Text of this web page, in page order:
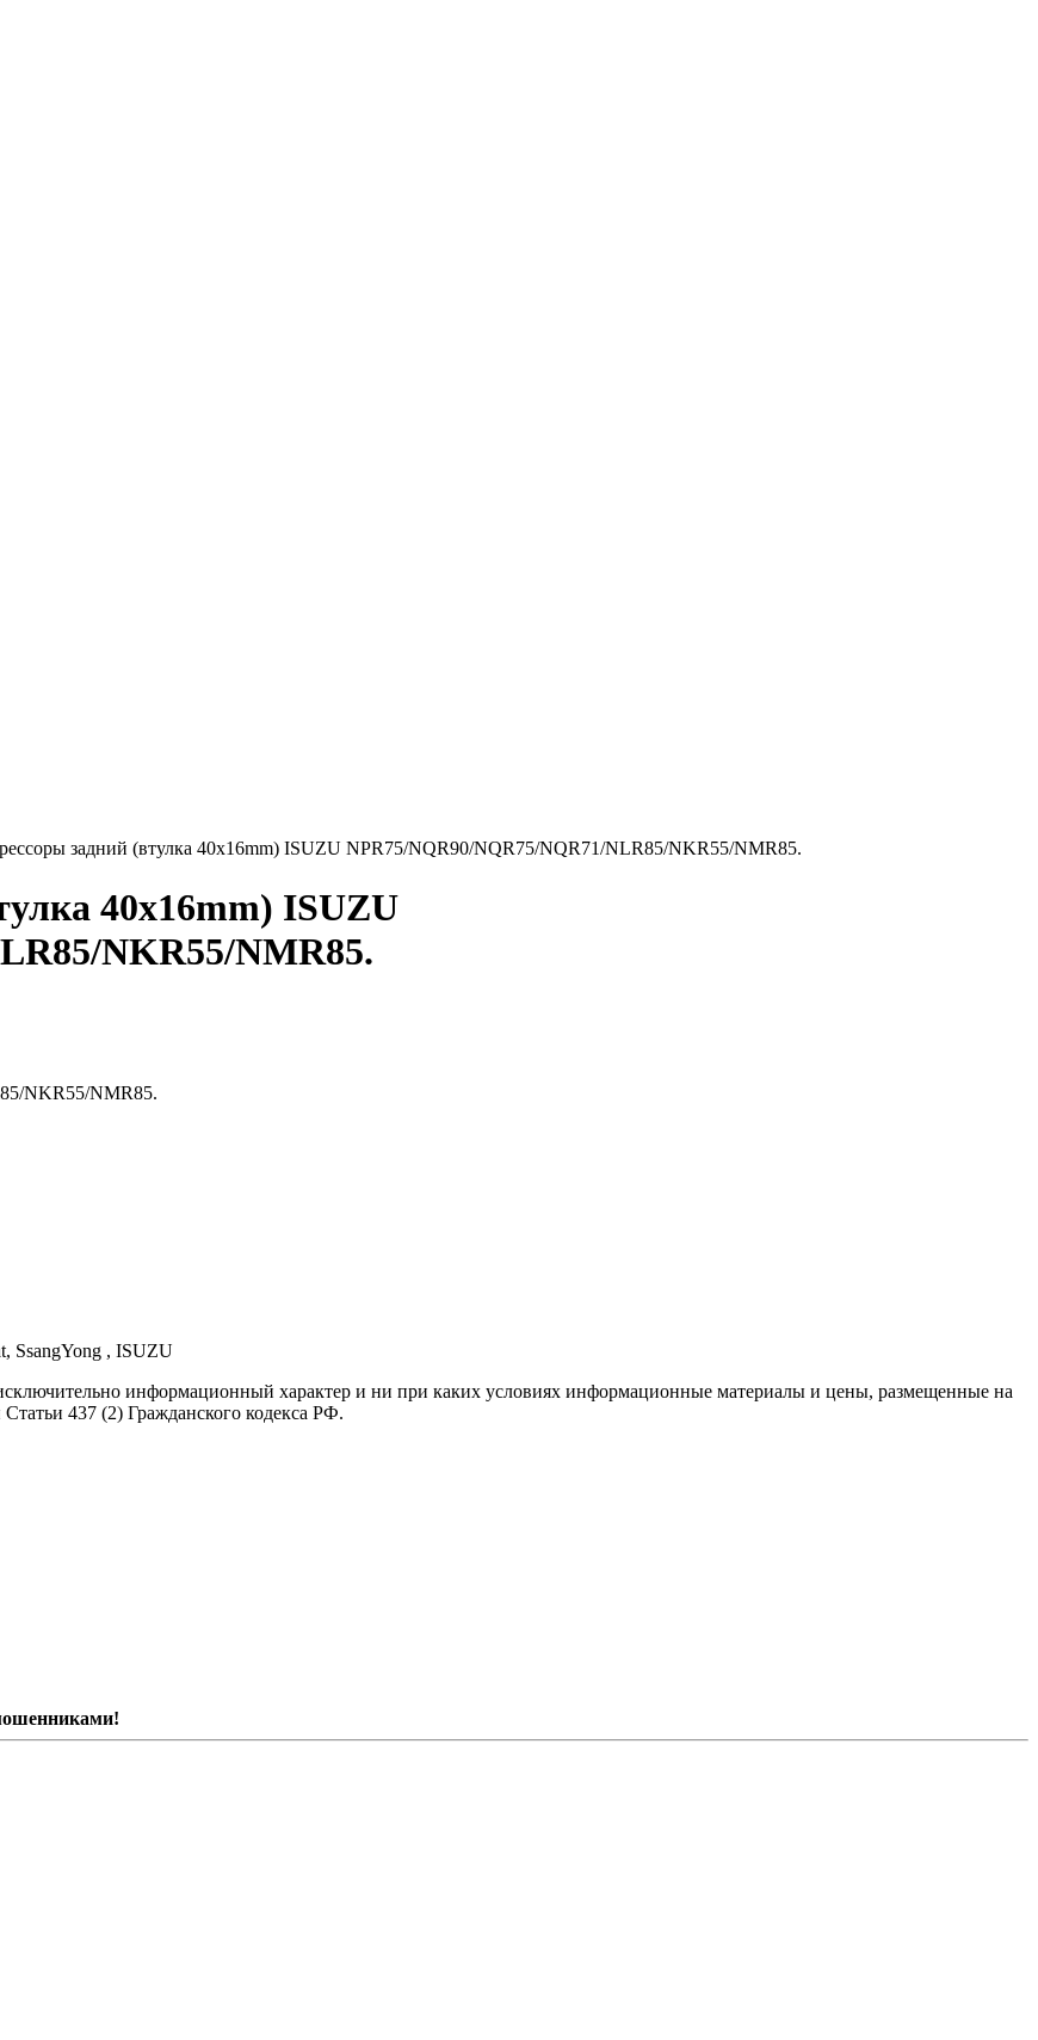
задний (втулка 40х16mm) ISUZU NPR75/NQR90/NQR75/NQR71/NLR85/NKR55/NMR85.
40х16mm) ISUZU
NKR55/NMR85.
NKR55/NMR85.
SsangYong , ISUZU
информационный характер и ни при каких условиях информационные материалы и цены, размещенные на
437 (2) Гражданского кодекса РФ.